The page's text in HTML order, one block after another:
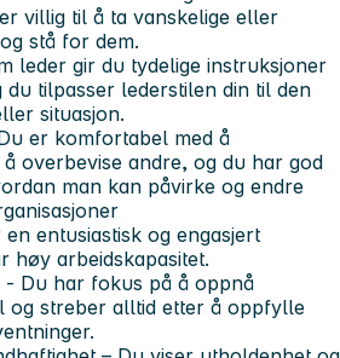
villig til å ta vanskelige eller
stå for dem.
leder gir du tydelige instruksjoner
du tilpasser lederstilen din til den
situasjon.
er komfortabel med å
overbevise andre, og du har god
man kan påvirke og endre
entusiastisk og engasjert
høy arbeidskapasitet.
- Du har fokus på å oppnå
og streber alltid etter å oppfylle